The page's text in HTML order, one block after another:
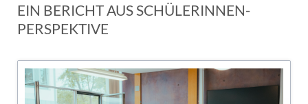
EIN BERICHT AUS SCHÜLERINNEN-
PERSPEKTIVE